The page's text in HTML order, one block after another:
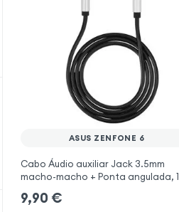
ASUS ZENFONE 6
Cabo Áudio auxiliar Jack 3.5mm
macho-macho + Ponta angulada, 1
Asus ZenFone 6
9,90 €